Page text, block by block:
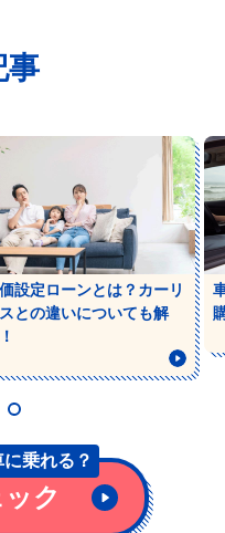
事
設定ローンとは？カーリ
との違いについても解
乗れる？
ク